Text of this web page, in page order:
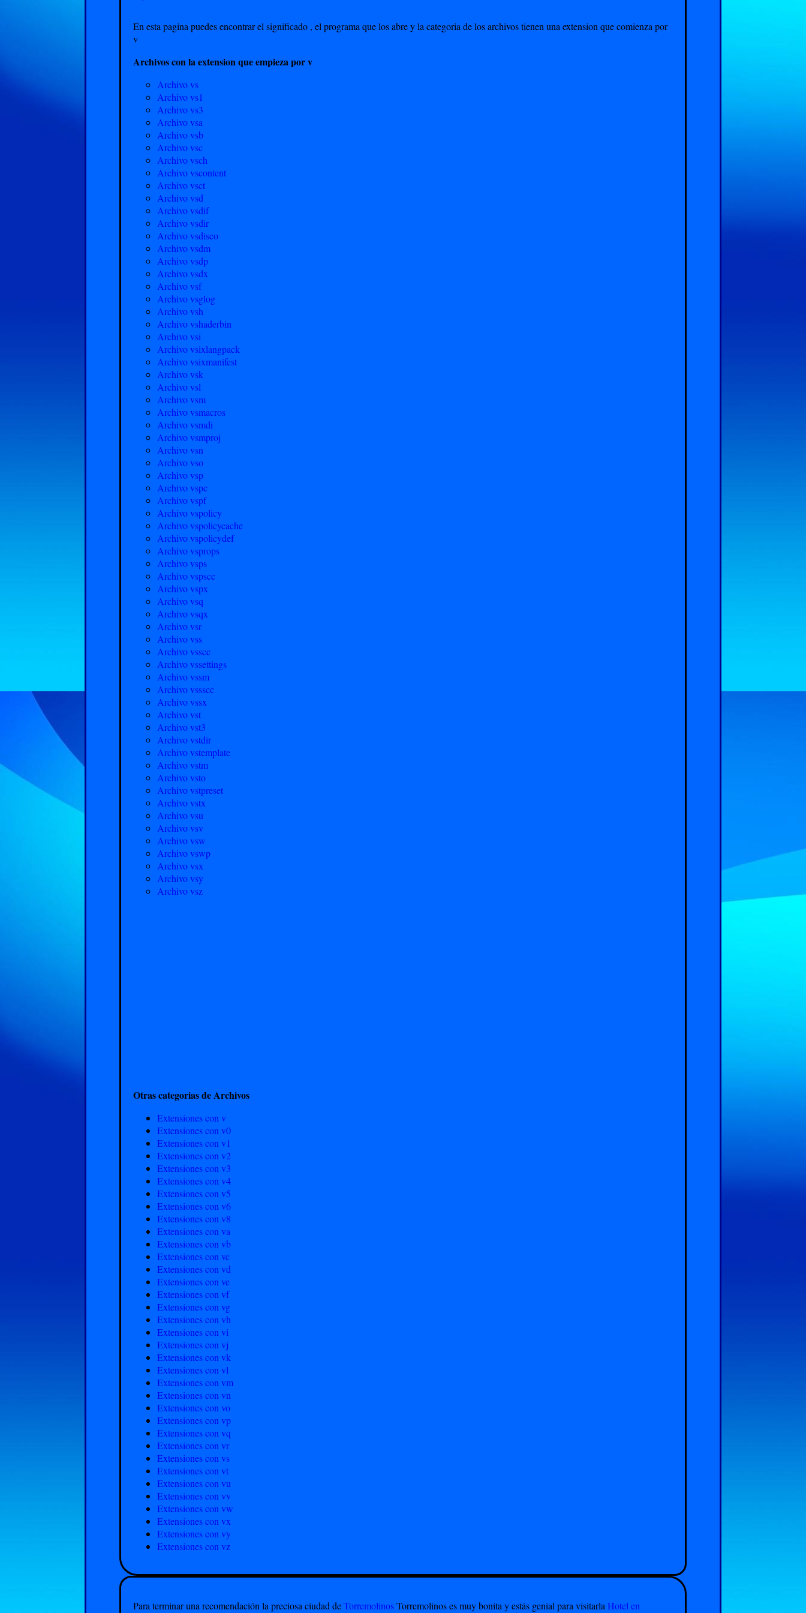
En esta pagina puedes encontrar el significado , el programa que los abre y la categoria de los archivos tienen una extension que comienza por
v
Archivos con la extension que empieza por v
Archivo vs
Archivo vs1
Archivo vs3
Archivo vsa
Archivo vsb
Archivo vsc
Archivo vsch
Archivo vscontent
Archivo vsct
Archivo vsd
Archivo vsdif
Archivo vsdir
Archivo vsdisco
Archivo vsdm
Archivo vsdp
Archivo vsdx
Archivo vsf
Archivo vsglog
Archivo vsh
Archivo vshaderbin
Archivo vsi
Archivo vsixlangpack
Archivo vsixmanifest
Archivo vsk
Archivo vsl
Archivo vsm
Archivo vsmacros
Archivo vsmdi
Archivo vsmproj
Archivo vsn
Archivo vso
Archivo vsp
Archivo vspc
Archivo vspf
Archivo vspolicy
Archivo vspolicycache
Archivo vspolicydef
Archivo vsprops
Archivo vsps
Archivo vspscc
Archivo vspx
Archivo vsq
Archivo vsqx
Archivo vsr
Archivo vss
Archivo vsscc
Archivo vssettings
Archivo vssm
Archivo vssscc
Archivo vssx
Archivo vst
Archivo vst3
Archivo vstdir
Archivo vstemplate
Archivo vstm
Archivo vsto
Archivo vstpreset
Archivo vstx
Archivo vsu
Archivo vsv
Archivo vsw
Archivo vswp
Archivo vsx
Archivo vsy
Archivo vsz
Otras categorias de Archivos
Extensiones con v
Extensiones con v0
Extensiones con v1
Extensiones con v2
Extensiones con v3
Extensiones con v4
Extensiones con v5
Extensiones con v6
Extensiones con v8
Extensiones con va
Extensiones con vb
Extensiones con vc
Extensiones con vd
Extensiones con ve
Extensiones con vf
Extensiones con vg
Extensiones con vh
Extensiones con vi
Extensiones con vj
Extensiones con vk
Extensiones con vl
Extensiones con vm
Extensiones con vn
Extensiones con vo
Extensiones con vp
Extensiones con vq
Extensiones con vr
Extensiones con vs
Extensiones con vt
Extensiones con vu
Extensiones con vv
Extensiones con vw
Extensiones con vx
Extensiones con vy
Extensiones con vz
Para terminar una recomendación la preciosa ciudad deTorremolinosTorremolinos es muy bonita y estás genial para visitarla Hotel en